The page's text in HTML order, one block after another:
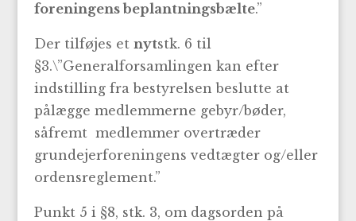
foreningens beplantningsbælte.”
Der tilføjes et nytstk. 6 til
§3.\”Generalforsamlingen kan efter
indstilling fra bestyrelsen beslutte at
pålægge medlemmerne gebyr/bøder,
såfremt medlemmer overtræder
grundejerforeningens vedtægter og/eller
ordensreglement.”
Punkt 5 i §8, stk. 3, om dagsorden på